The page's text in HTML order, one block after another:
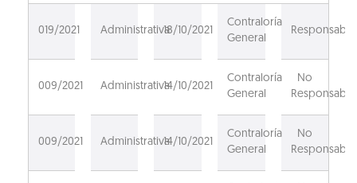
019/2021 Administrativa18/10/2021
Contraloría
General
Responsable
009/2021 Administrativa14/10/2021
Contraloría
General
No
Responsable
009/2021 Administrativa14/10/2021
Contraloría
General
No
Responsable